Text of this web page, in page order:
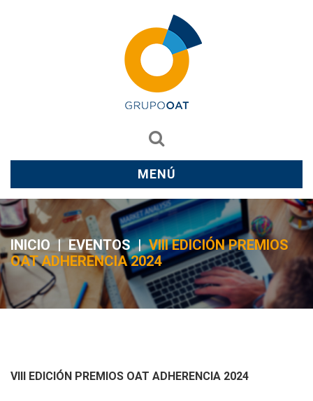
MENÚ
INICIO | EVENTOS | VIII EDICIÓN PREMIOS
OAT ADHERENCIA 2024
VIII EDICIÓN PREMIOS OAT ADHERENCIA 2024